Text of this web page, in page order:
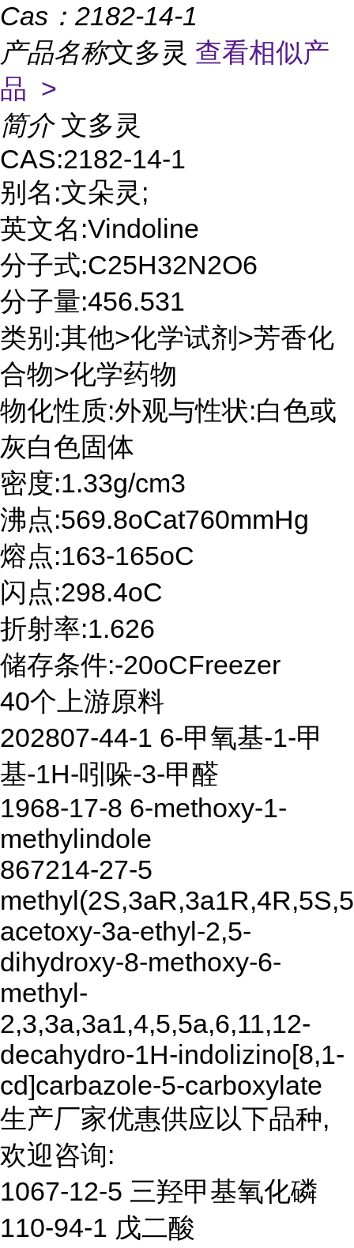
Cas： 2182-14-1
产品名称文多灵 查看相似产
品 >
简介 文多灵
CAS:2182-14-1
别名:文朵灵;
英文名:Vindoline
分子式:C25H32N2O6
分子量:456.531
类别:其他>化学试剂>芳香化
合物>化学药物
物化性质:外观与性状:白色或
灰白色固体
密度:1.33g/cm3
沸点:569.8oCat760mmHg
熔点:163-165oC
闪点:298.4oC
折射率:1.626
储存条件:-20oCFreezer
40个上游原料
202807-44-1 6-甲氧基-1-甲
基-1H-吲哚-3-甲醛
1968-17-8 6-methoxy-1-
methylindole
867214-27-5
acetoxy-3a-ethyl-2,5-
dihydroxy-8-methoxy-6-
methyl-
2,3,3a,3a1,4,5,5a,6,11,12-
decahydro-1H-indolizino[8,1-
cd]carbazole-5-carboxylate
生产厂家优惠供应以下品种,
欢迎咨询:
1067-12-5 三羟甲基氧化磷
110-94-1 戊二酸